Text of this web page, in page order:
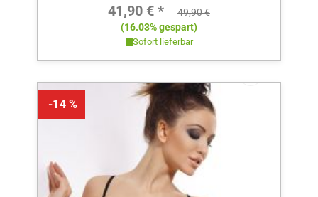
Verkaufspreis:
41,90 € * Regulärer Preis:
49,90 €
(16.03% gespart)
Sofort lieferbar
-14 %